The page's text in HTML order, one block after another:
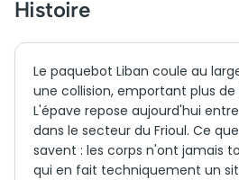
Histoire
Le paquebot Liban coule au
une collision, emportant plus de
L'épave repose aujourd'hui
dans le secteur du Frioul. Ce
savent : les corps n'ont jamais
qui en fait techniquement un